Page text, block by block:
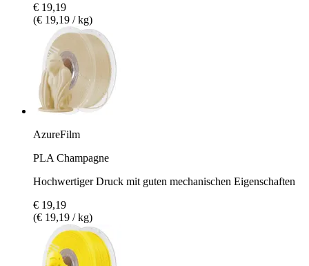
€ 19,19
(€ 19,19 / kg)
AzureFilm
PLA Champagne
Hochwertiger Druck mit guten mechanischen Eigenschaften
€ 19,19
(€ 19,19 / kg)